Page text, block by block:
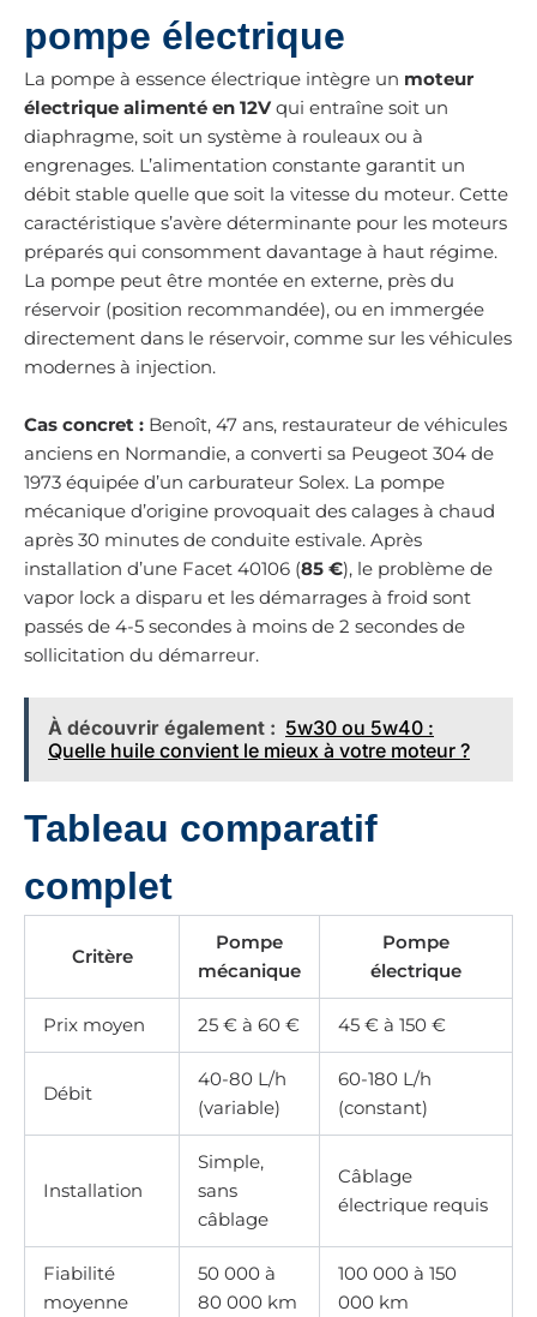
pompe électrique
La pompe à essence électrique intègre un moteur
électrique alimenté en 12V qui entraîne soit un
diaphragme, soit un système à rouleaux ou à
engrenages. L’alimentation constante garantit un
débit stable quelle que soit la vitesse du moteur. Cette
caractéristique s’avère déterminante pour les moteurs
préparés qui consomment davantage à haut régime.
La pompe peut être montée en externe, près du
réservoir (position recommandée), ou en immergée
directement dans le réservoir, comme sur les véhicules
modernes à injection.
Cas concret : Benoît, 47 ans, restaurateur de véhicules
anciens en Normandie, a converti sa Peugeot 304 de
1973 équipée d’un carburateur Solex. La pompe
mécanique d’origine provoquait des calages à chaud
après 30 minutes de conduite estivale. Après
installation d’une Facet 40106 (85 €), le problème de
vapor lock a disparu et les démarrages à froid sont
passés de 4-5 secondes à moins de 2 secondes de
sollicitation du démarreur.
À découvrir également : 5w30 ou 5w40 :
Quelle huile convient le mieux à votre moteur ?
Tableau comparatif
complet
Critère
Pompe
mécanique
Pompe
électrique
Prix moyen 25 € à 60 € 45 € à 150 €
Débit
40-80 L/h
(variable)
60-180 L/h
(constant)
Installation
Simple,
sans
câblage
Câblage
électrique requis
Fiabilité
moyenne
50 000 à
80 000 km
100 000 à 150
000 km